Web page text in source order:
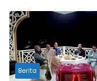
Masyarakat
Berita